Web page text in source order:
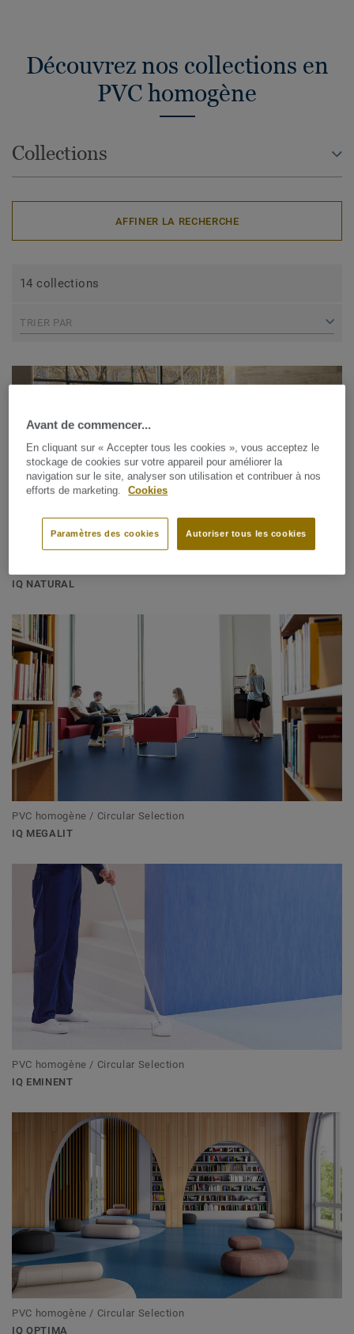
Découvrez nos collections en
PVC homogène
Collections
AFFINER LA RECHERCHE
14 collections
TRIER PAR
IQ NATURAL
PVC homogène / Circular Selection
IQ MEGALIT
PVC homogène / Circular Selection
IQ EMINENT
PVC homogène / Circular Selection
IQ OPTIMA
Avant de commencer...
En cliquant sur « Accepter tous les cookies », vous acceptez le
stockage de cookies sur votre appareil pour améliorer la
navigation sur le site, analyser son utilisation et contribuer à nos
efforts de marketing.
Cookies
Autoriser tous les cookies
Paramètres des cookies